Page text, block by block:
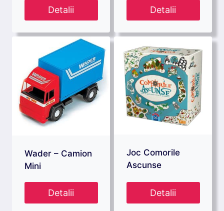
Detalii Detalii
Wader – Camion
Mini
Detalii
Joc Comorile
Ascunse
Detalii